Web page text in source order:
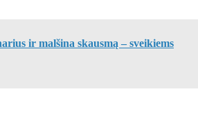
ir malšina skausmą – sveikiems